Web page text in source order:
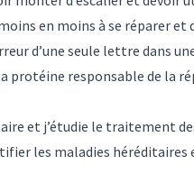
en moins à se réparer
d’une seule lettre dans
protéine responsable de la
et j’étudie le traitement
les maladies